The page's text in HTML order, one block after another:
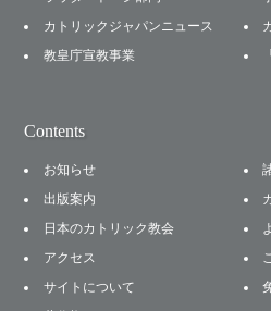
カトリックジャパンニュース
教皇庁宣教事業
Contents
お知らせ
出版案内
日本のカトリック教会
アクセス
サイトについて